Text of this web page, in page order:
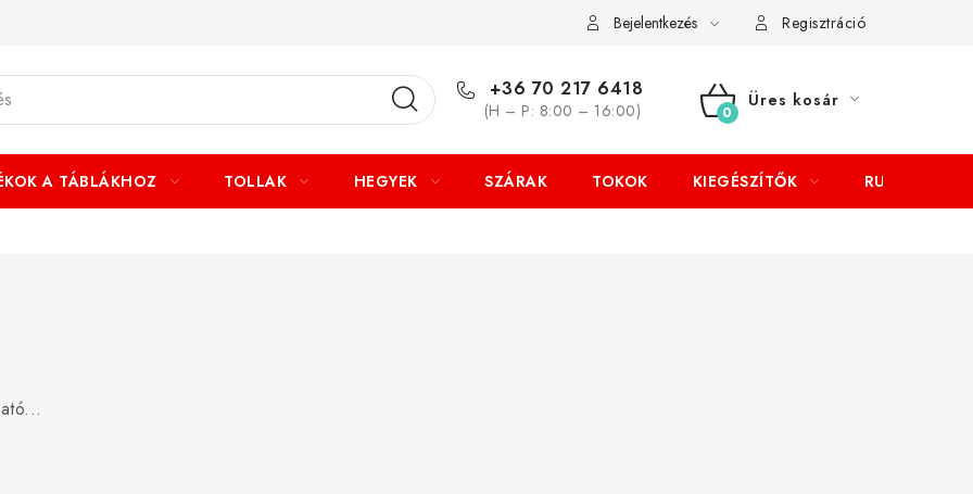
Bejelentkezés Regisztráció
+36 70 217 6418
(H – P: 8:00 – 16:00) KOSÁR
Üres kosár
A TÁBLÁKHOZ TOLLAK HEGYEK SZÁRAK TOKOK KIEGÉSZÍTŐK RUHÁZAT